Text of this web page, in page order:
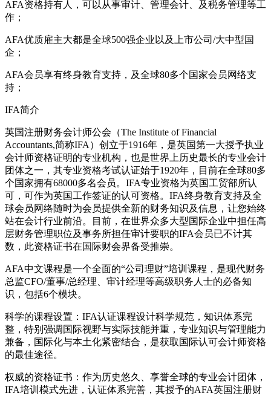
AFA资格持有人，可以从事审计、管理会计、及税务管理等工
作；
AFA优质雇主大都是全球500强企业以及上市公司/大中型国
企；
AFA会员享有终身教育支持，及全球80多个国家会员网络支
持；
IFA简介
英国注册财务会计师公会（The Institute of Financial
Accountants,简称IFA）创立于1916年，是英国第一大授予执业
会计师资格证明的专业机构，也是世界上历史最长的专业会计
团体之一，其专业资格考试认证始于1920年，目前在全球80多
个国家拥有68000多名会员。IFA专业资格为英国工贸部所认
可，可作为英国工作签证的认可资格。IFA终身教育支持及全
球会员网络随时为会员提供全新的财务知识及信息，让您始终
站在会计行业前沿。目前，在世界众多大型国际企业中担任高
层财务管理职位及事务所担任审计要职的IFA会员已不计其
数，此资格证书在国际财会界备受推崇。
AFA中文课程是一个全面的“公司理财”培训课程，是现代财务
总监CFO/董事/总经理、审计经理等高级职务人士的必备知
识，包括6个模块。
科学的课程设置：IFA认证课程设计科学规范，知识体系完
整，特别强调国际视野与实际技能并重，专业知识与管理能力
兼备，国际化与本土化紧密结合，是获取国际认可会计师资格
的最佳途径。
权威的资格证书：作为历史悠久、享誉全球的专业会计团体，
IFA培训模式先进，认证体系完善，其授予的AFA英国注册财